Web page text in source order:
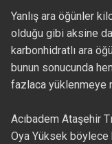
Yanlış ara öğünler
olduğu gibi aksine
karbonhidratlı ara
bunun sonucunda
fazlaca yüklenmeye
Acıbadem Ataşehir
Oya Yüksek